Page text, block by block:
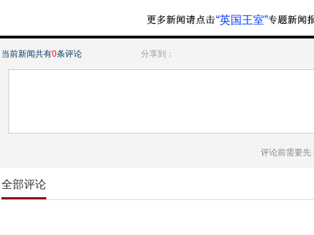
“英国王室”
当前新闻共有0条评论 分享到：
评论前需要先
全部评论